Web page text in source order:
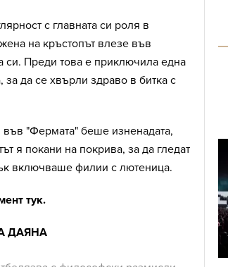
с главната си роля в
на кръстопът влезе във
си. Преди това е приключила една
да се хвърли здраво в битка с
"Фермата" беше изненадата,
я покани на покрива, за да гледат
включваше филии с лютеница.
тук.
ДАЯНА